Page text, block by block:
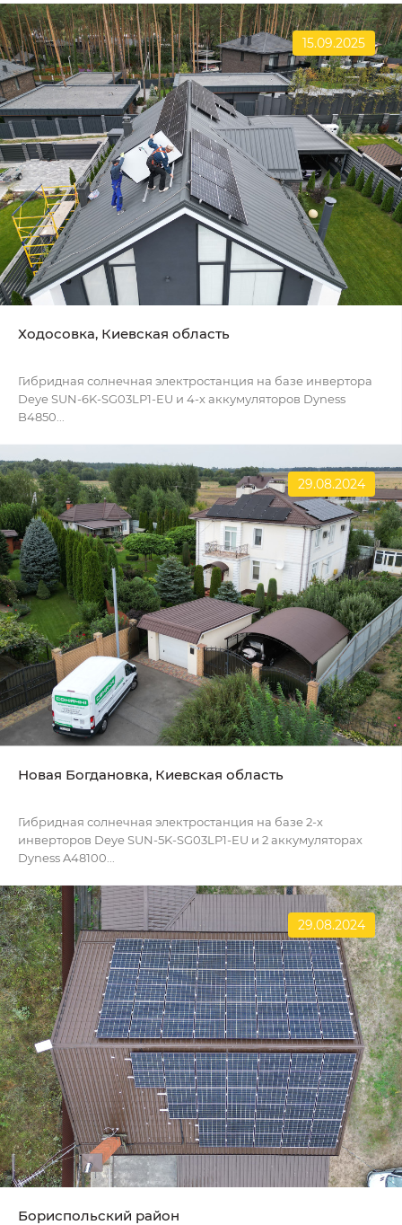
15.09.2025
Ходосовка, Киевская область
Гибридная солнечная электростанция на базе инвертора
Deye SUN-6K-SG03LP1-EU и 4-х аккумуляторов Dyness
B4850...
29.08.2024
Новая Богдановка, Киевская область
Гибридная солнечная электростанция на базе 2-х
инверторов Deye SUN-5K-SG03LP1-EU и 2 аккумуляторах
Dyness A48100...
29.08.2024
Бориспольский район